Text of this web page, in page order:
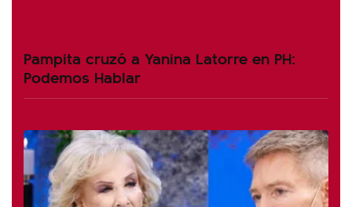
Pampita cruzó a Yanina Latorre en PH:
Podemos Hablar